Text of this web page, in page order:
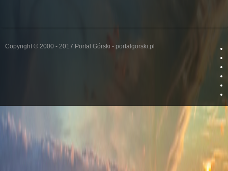
Copyright © 2000 - 2017 Portal Górski - portalgorski.pl